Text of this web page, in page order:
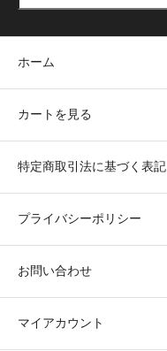
ホーム
カートを見る
特定商取引法に基づく表記
プライバシーポリシー
お問い合わせ
マイアカウント